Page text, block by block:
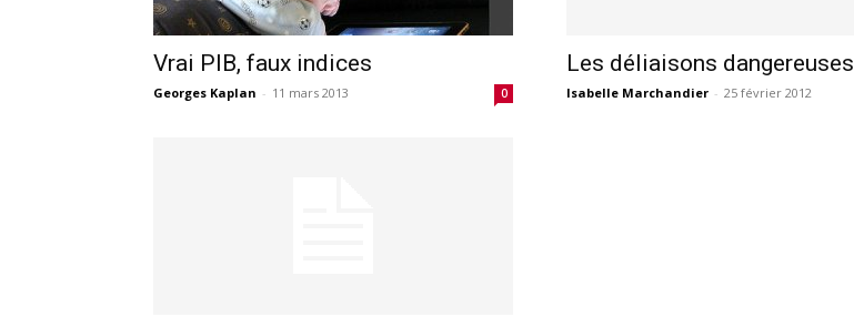
Vrai PIB, faux indices
Georges Kaplan - 11 mars 2013 0
Les déliaisons dangereuses
Isabelle Marchandier - 25 février 2012